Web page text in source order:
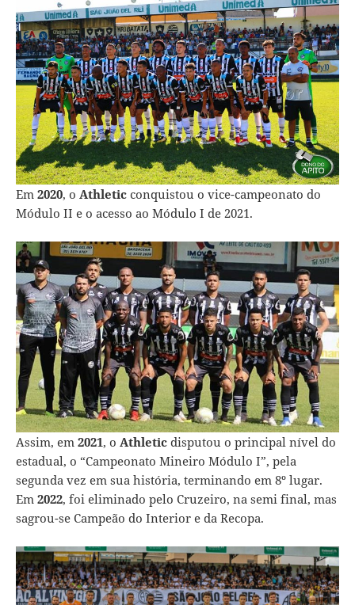
Em 2020, o Athletic conquistou o vice-campeonato do
Módulo II e o acesso ao Módulo I de 2021.
Assim, em 2021, o Athletic disputou o principal nível do
estadual, o “Campeonato Mineiro Módulo I”, pela
segunda vez em sua história, terminando em 8º lugar.
Em 2022, foi eliminado pelo Cruzeiro, na semi final, mas
sagrou-se Campeão do Interior e da Recopa.